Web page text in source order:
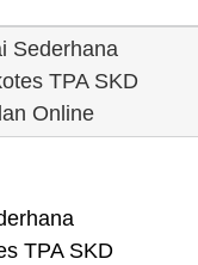
Sederhana
TPA SKD
Online
TPA SKD